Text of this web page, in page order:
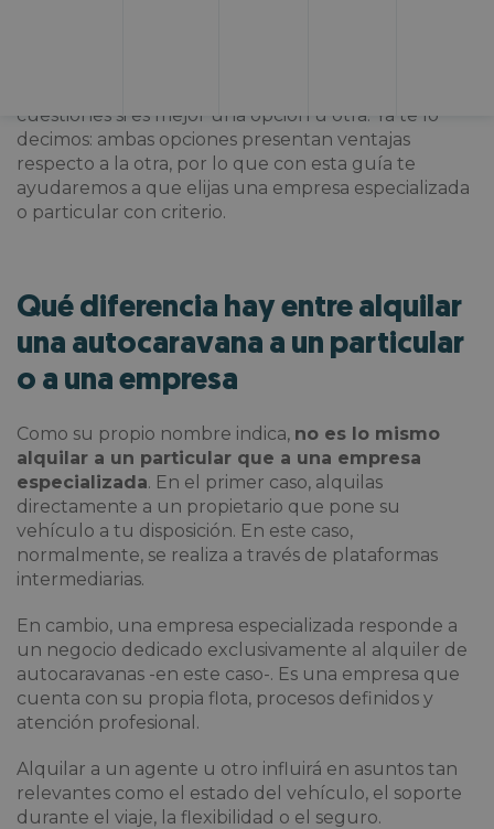
cuestiones si es mejor una opción u otra. Ya te lo
decimos: ambas opciones presentan ventajas
respecto a la otra, por lo que con esta guía te
ayudaremos a que elijas una empresa especializada
o particular con criterio.
Qué diferencia hay entre alquilar
una autocaravana a un particular
o a una empresa
Como su propio nombre indica, no es lo mismo
alquilar a un particular que a una empresa
especializada. En el primer caso, alquilas
directamente a un propietario que pone su
vehículo a tu disposición. En este caso,
normalmente, se realiza a través de plataformas
intermediarias.
En cambio, una empresa especializada responde a
un negocio dedicado exclusivamente al alquiler de
autocaravanas -en este caso-. Es una empresa que
cuenta con su propia flota, procesos definidos y
atención profesional.
Alquilar a un agente u otro influirá en asuntos tan
relevantes como el estado del vehículo, el soporte
durante el viaje, la flexibilidad o el seguro.